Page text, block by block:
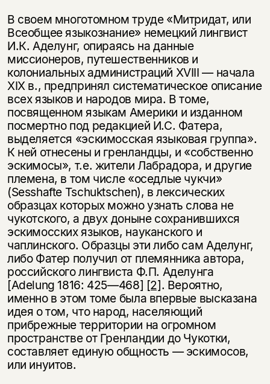
В своем многотомном труде «Митридат, или
Всеобщее языкознание» немецкий лингвист
И.К. Аделунг, опираясь на данные
миссионеров, путешественников и
колониальных администраций XVIII — начала
XIX в., предпринял систематическое описание
всех языков и народов мира. В томе,
посвященном языкам Америки и изданном
посмертно под редакцией И.С. Фатера,
выделяется «эскимосская языковая группа».
К ней отнесены и гренландцы, и «собственно
эскимосы», т.е. жители Лабрадора, и другие
племена, в том числе «оседлые чукчи»
(Sesshafte Tschuktschen), в лексических
образцах которых можно узнать слова не
чукотского, а двух доныне сохранившихся
эскимосских языков, науканского и
чаплинского. Образцы эти либо сам Аделунг,
либо Фатер получил от племянника автора,
российского лингвиста Ф.П. Аделунга
[Adelung 1816: 425—468] [2]. Вероятно,
именно в этом томе была впервые высказана
идея о том, что народ, населяющий
прибрежные территории на огромном
пространстве от Гренландии до Чукотки,
составляет единую общность — эскимосов,
или инуитов.